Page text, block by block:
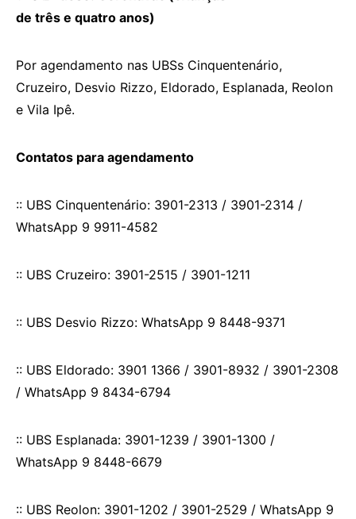
de três e quatro anos)
Por agendamento nas UBSs Cinquentenário,
Cruzeiro, Desvio Rizzo, Eldorado, Esplanada, Reolon
e Vila Ipê.
Contatos para agendamento
:: UBS Cinquentenário: 3901-2313 / 3901-2314 /
WhatsApp 9 9911-4582
:: UBS Cruzeiro: 3901-2515 / 3901-1211
:: UBS Desvio Rizzo: WhatsApp 9 8448-9371
:: UBS Eldorado: 3901 1366 / 3901-8932 / 3901-2308
/ WhatsApp 9 8434-6794
:: UBS Esplanada: 3901-1239 / 3901-1300 /
WhatsApp 9 8448-6679
:: UBS Reolon: 3901-1202 / 3901-2529 / WhatsApp 9